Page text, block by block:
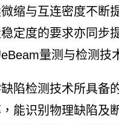
缩与互连密度不断
定度的要求亦同步
量测与检测技
陷检测技术所具备
能识别物理缺陷及